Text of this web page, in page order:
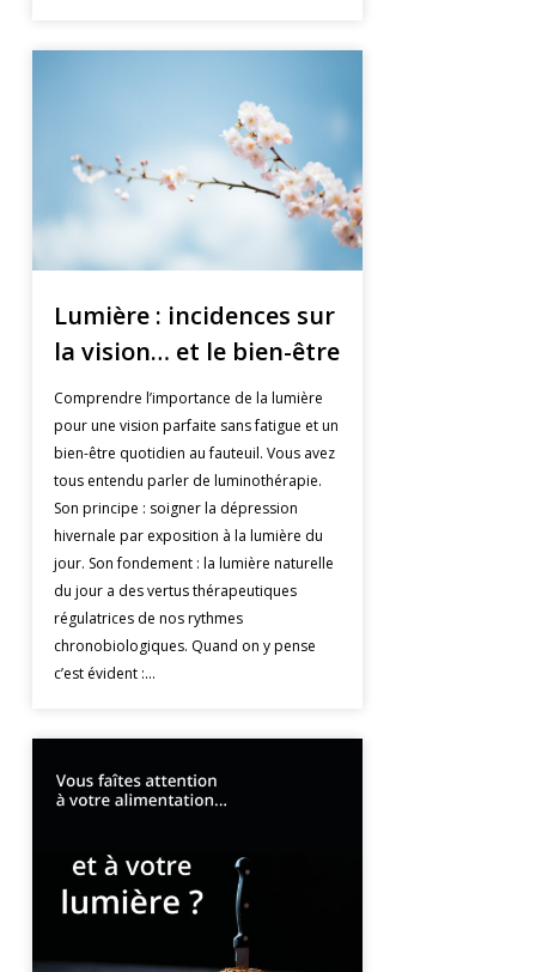
Lumière : incidences sur
la vision… et le bien-être
Comprendre l’importance de la lumière
pour une vision parfaite sans fatigue et un
bien-être quotidien au fauteuil. Vous avez
tous entendu parler de luminothérapie.
Son principe : soigner la dépression
hivernale par exposition à la lumière du
jour. Son fondement : la lumière naturelle
du jour a des vertus thérapeutiques
régulatrices de nos rythmes
chronobiologiques. Quand on y pense
c’est évident :...